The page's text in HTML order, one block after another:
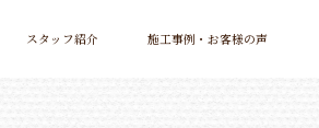
スタッフ紹介 施工事例・お客様の声